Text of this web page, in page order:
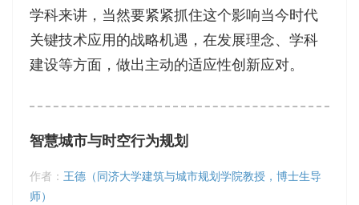
学科来讲，当然要紧紧抓住这个影响当今时代
关键技术应用的战略机遇，在发展理念、学科
建设等方面，做出主动的适应性创新应对。
智慧城市与时空行为规划
作者： 王德（同济大学建筑与城市规划学院教授，博士生导
师）